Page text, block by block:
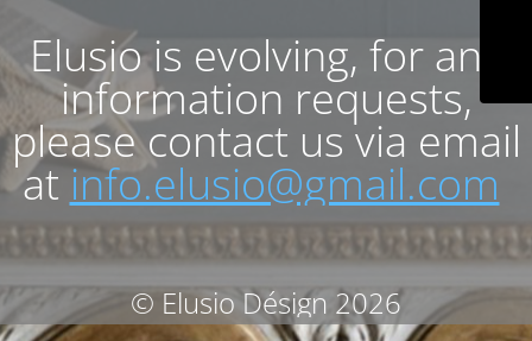
Elusio is evolving, for any
information requests,
please contact us via email
at info.elusio@gmail.com
© Elusio Désign 2026